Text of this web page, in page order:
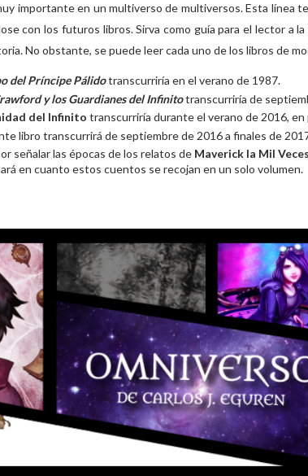
importante en un multiverso de multiversos. Esta línea
con los futuros libros. Sirva como guía para el lector a
No obstante, se puede leer cada uno de los libros de
del Príncipe Pálidotranscurriría en el verano de 1987.
y los Guardianes del Infinitotranscurriría de
del Infinito transcurriría durante el verano de 2016,
libro transcurrirá de septiembre de 2016 a finales de
señalar las épocas de los relatos de Maverick la Mil
en cuanto estos cuentos se recojan en un solo volumen.